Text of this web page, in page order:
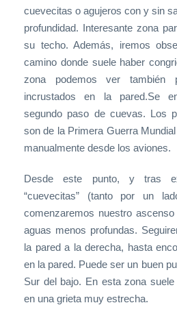
cuevecitas o agujeros con y sin
profundidad. Interesante zona
su techo. Además, iremos
camino donde suele haber
zona podemos ver también
incrustados en la pared.Se
segundo paso de cuevas. Los
son de la Primera Guerra
manualmente desde los aviones.
Desde este punto, y tras
“cuevecitas” (tanto por un
comenzaremos nuestro
aguas menos profundas.
la pared a la derecha, hasta
en la pared. Puede ser un buen
Sur del bajo. En esta zona
en una grieta muy estrecha.